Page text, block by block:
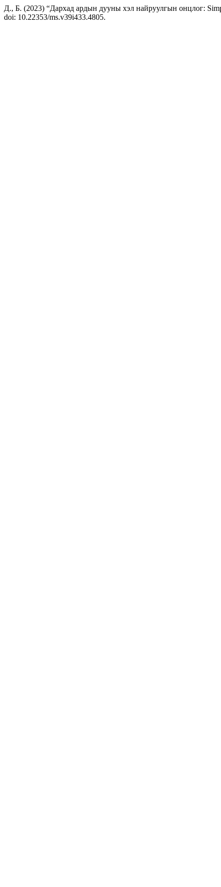
Д., Б. (2023) “Дархад ардын дууны хэл найруулгын онцлог:
doi: 10.22353/ms.v39i433.4805.